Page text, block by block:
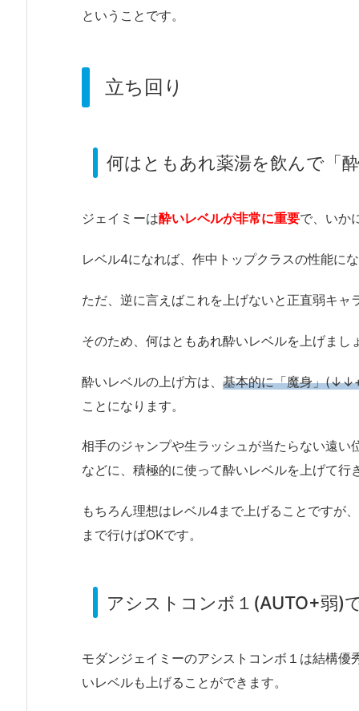
ということです。
立ち回り
何はともあれ薬湯を飲んで「
ジェイミーは酔いレベルが非常に重要で、いか
レベル4になれば、作中トップクラスの性能に
ただ、逆に言えばこれを上げないと正直弱キャ
そのため、何はともあれ酔いレベルを上げまし
酔いレベルの上げ方は、 基本的に「魔身」
ことになります。
相手のジャンプや生ラッシュが当たらない遠
などに、積極的に使って酔いレベルを上げて行
もちろん理想はレベル4まで上げることですが
まで行けばOKです。
アシストコンボ１(AUTO+弱)
モダンジェイミーのアシストコンボ１は結構
いレベルも上げることができます。